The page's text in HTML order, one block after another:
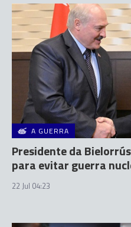
A GUERRA
Presidente da
para evitar guerra
22 Jul 04:23